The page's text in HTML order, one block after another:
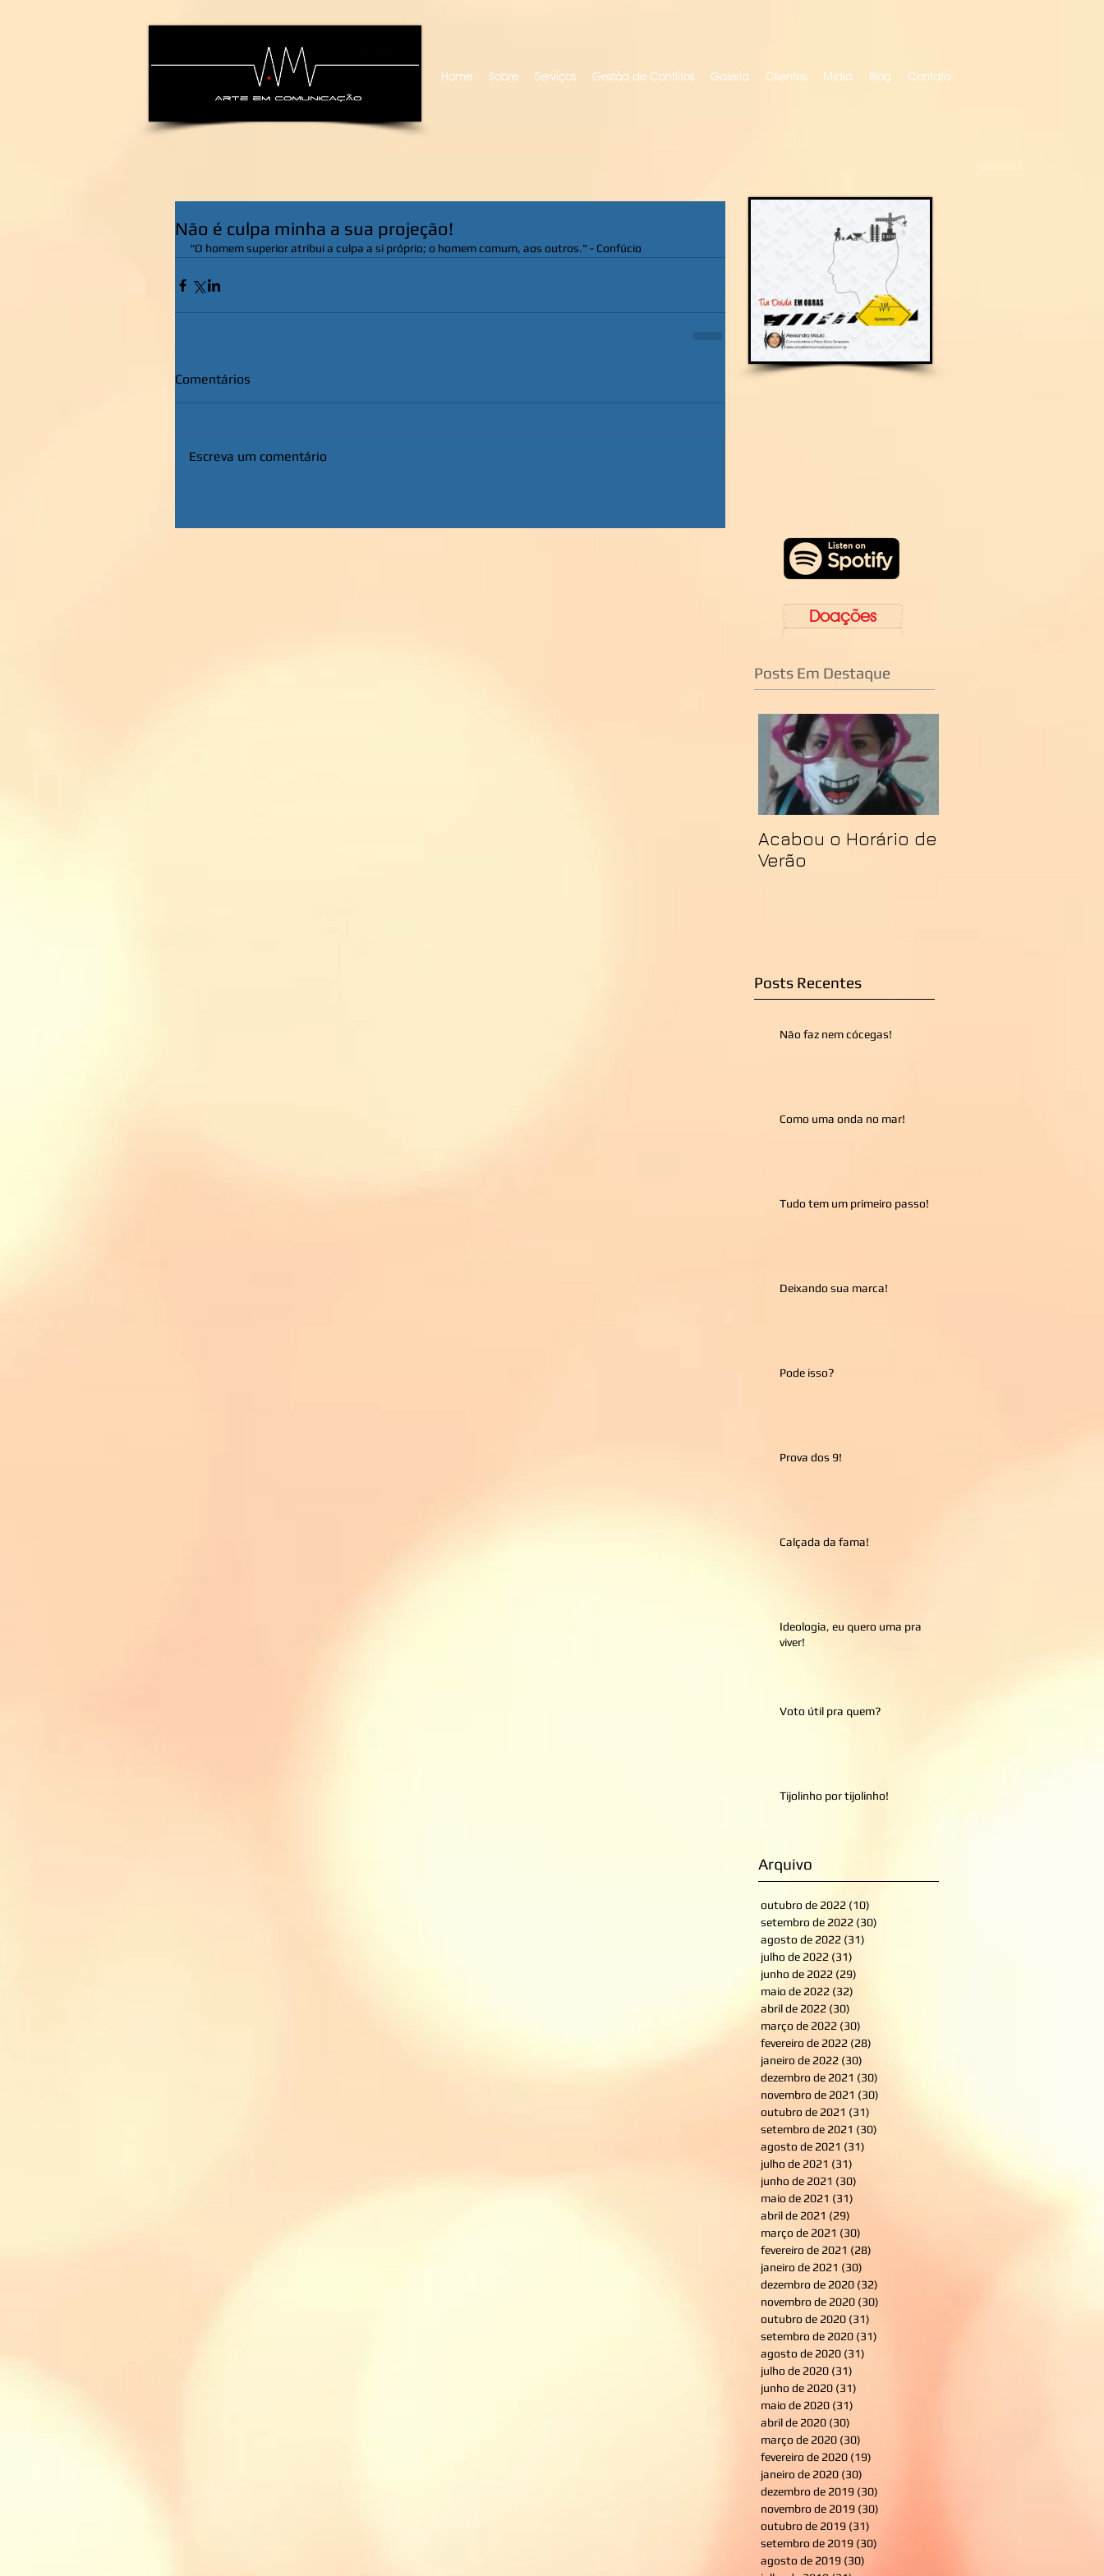
Home Sobre Serviços Gestão de Conflitos Galeria Clientes Mídia Blog Contato
Não é culpa minha a sua projeção!
“O homem superior atribui a culpa a si próprio; o homem comum, aos outros." - Confúcio
Comentários
Escreva um comentário
Doações
Posts Em Destaque
Acabou o Horário de
Verão
Posts Recentes
Não faz nem cócegas!
Como uma onda no mar!
Tudo tem um primeiro passo!
Deixando sua marca!
Pode isso?
Prova dos 9!
Calçada da fama!
Ideologia, eu quero uma pra
viver!
Voto útil pra quem?
Tijolinho por tijolinho!
Arquivo
outubro de 2022 (10)
setembro de 2022 (30)
agosto de 2022 (31)
julho de 2022 (31)
junho de 2022 (29)
maio de 2022 (32)
abril de 2022 (30)
março de 2022 (30)
fevereiro de 2022 (28)
janeiro de 2022 (30)
dezembro de 2021 (30)
novembro de 2021 (30)
outubro de 2021 (31)
setembro de 2021 (30)
agosto de 2021 (31)
julho de 2021 (31)
junho de 2021 (30)
maio de 2021 (31)
abril de 2021 (29)
março de 2021 (30)
fevereiro de 2021 (28)
janeiro de 2021 (30)
dezembro de 2020 (32)
novembro de 2020 (30)
outubro de 2020 (31)
setembro de 2020 (31)
agosto de 2020 (31)
julho de 2020 (31)
junho de 2020 (31)
maio de 2020 (31)
abril de 2020 (30)
março de 2020 (30)
fevereiro de 2020 (19)
janeiro de 2020 (30)
dezembro de 2019 (30)
novembro de 2019 (30)
outubro de 2019 (31)
setembro de 2019 (30)
agosto de 2019 (30)